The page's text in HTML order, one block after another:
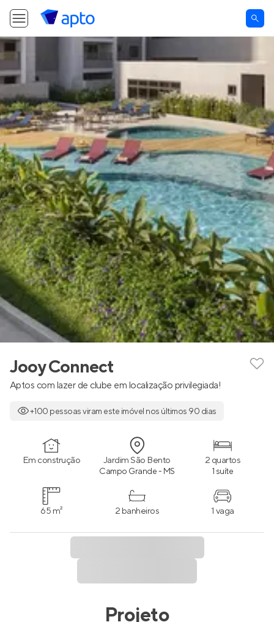
Jooy Connect
Aptos com lazer de clube em localização privilegiada!
+100 pessoas viram este imóvel nos últimos 90 dias
Em construção Jardim São Bento
Campo Grande - MS
2 quartos
1 suíte
65 m² 2 banheiros 1 vaga
Projeto